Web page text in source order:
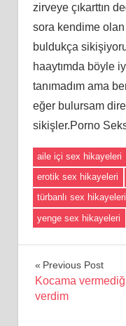
zirveye çıkarttın
sora kendime olan
buldukça
haaytımda böyle
tanımadım ama
eğer bulursam
sikişler.Porno
aile içi sex hikayeleri
erotik sex hikayeleri
türbanlı sex hikayeleri
yenge sex hikayeleri
Yazı
gezinmesi
Previous Post
Kocama
verdim